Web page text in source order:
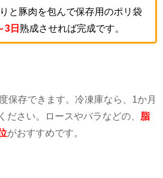
と豚肉を包んで保存用のポリ袋
3日熟成させれば完成です。
保存できます。冷凍庫なら、 1か月
ださい。ロースやバラなどの、 脂
がおすすめです。